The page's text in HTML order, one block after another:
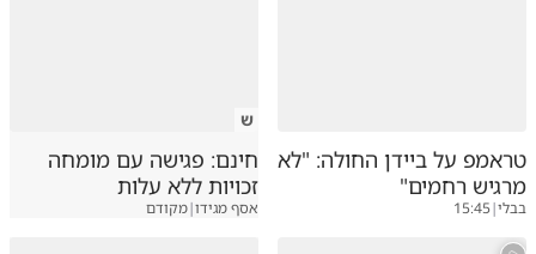
טראמפ על ביידן החולה: "לא
מרגיש רחמים"
בבלי|
15:45
ש
חינם: פגישה עם מומחה
זכויות ללא עלות
אסף מגידו|מקודם